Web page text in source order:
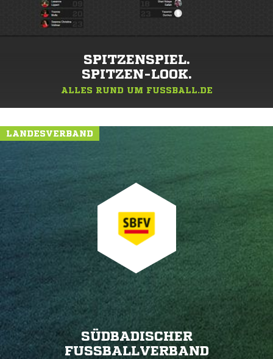
SPITZENSPIEL.
SPITZEN-LOOK.
ALLES RUND UM FUSSBALL.DE
LANDESVERBAND
SÜDBADISCHER
FUSSBALLVERBAND